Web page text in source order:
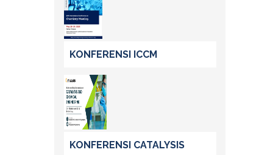
KONFERENSI ICCM
KONFERENSI CATALYSIS